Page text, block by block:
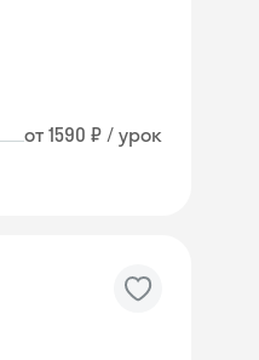
от 1590 ₽ / урок